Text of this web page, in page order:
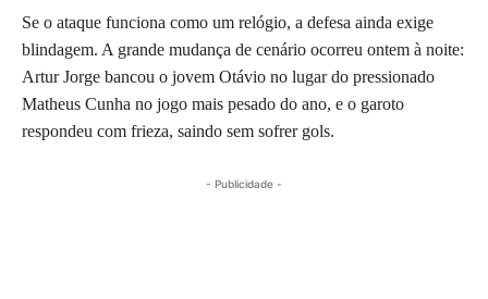
Se o ataque funciona como um relógio, a defesa ainda exige
blindagem. A grande mudança de cenário ocorreu ontem à noite:
Artur Jorge bancou o jovem Otávio no lugar do pressionado
Matheus Cunha no jogo mais pesado do ano, e o garoto
respondeu com frieza, saindo sem sofrer gols.
- Publicidade -